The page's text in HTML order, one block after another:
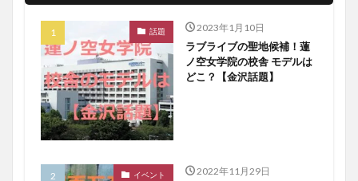
話題 2023年1月10日
ラブライブの聖地候補！蓮
ノ空女学院の校舎 モデルは
どこ？【金沢話題】
イベント 2022年11月29日